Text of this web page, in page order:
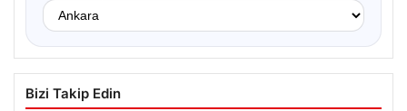
Bizi Takip Edin